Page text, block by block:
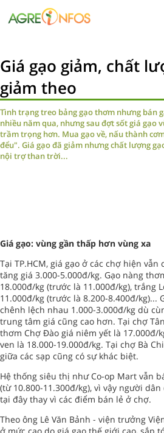
Giá gạo giảm, chất
giảm theo
Tình trạng treo bảng gạo thơm nhưng bán
nhiều năm qua, nhưng sau đợt sốt giá gạo
trầm trọng hơn. Mua gạo về, nấu thành
đểu". Giá gạo đã giảm nhưng chất lượng
nội trợ than trời...
Giá gạo: vùng gần thấp hơn vùng xa
Tại TP.HCM, giá gạo ở các chợ hiện
tăng giá 3.000-5.000đ/kg. Gạo nàng
18.000đ/kg (trước là 11.000đ/kg), trắng
11.000đ/kg (trước là 8.200-8.400đ/kg)...
chênh lệch nhau 1.000-3.000đ/kg dù
trung tâm giá cũng cao hơn. Tại chợ
thơm Chợ Đào giá niêm yết là 17.000đ/
ven là 18.000-19.000đ/kg. Tại chợ Bà
giữa các sạp cũng có sự khác biệt.
Hệ thống siêu thị như Co-op Mart vẫn
(từ 10.800-11.300đ/kg), vì vậy người
tại đây thay vì các điểm bán lẻ ở chợ.
Theo ông Lê Văn Bảnh - viện trưởng